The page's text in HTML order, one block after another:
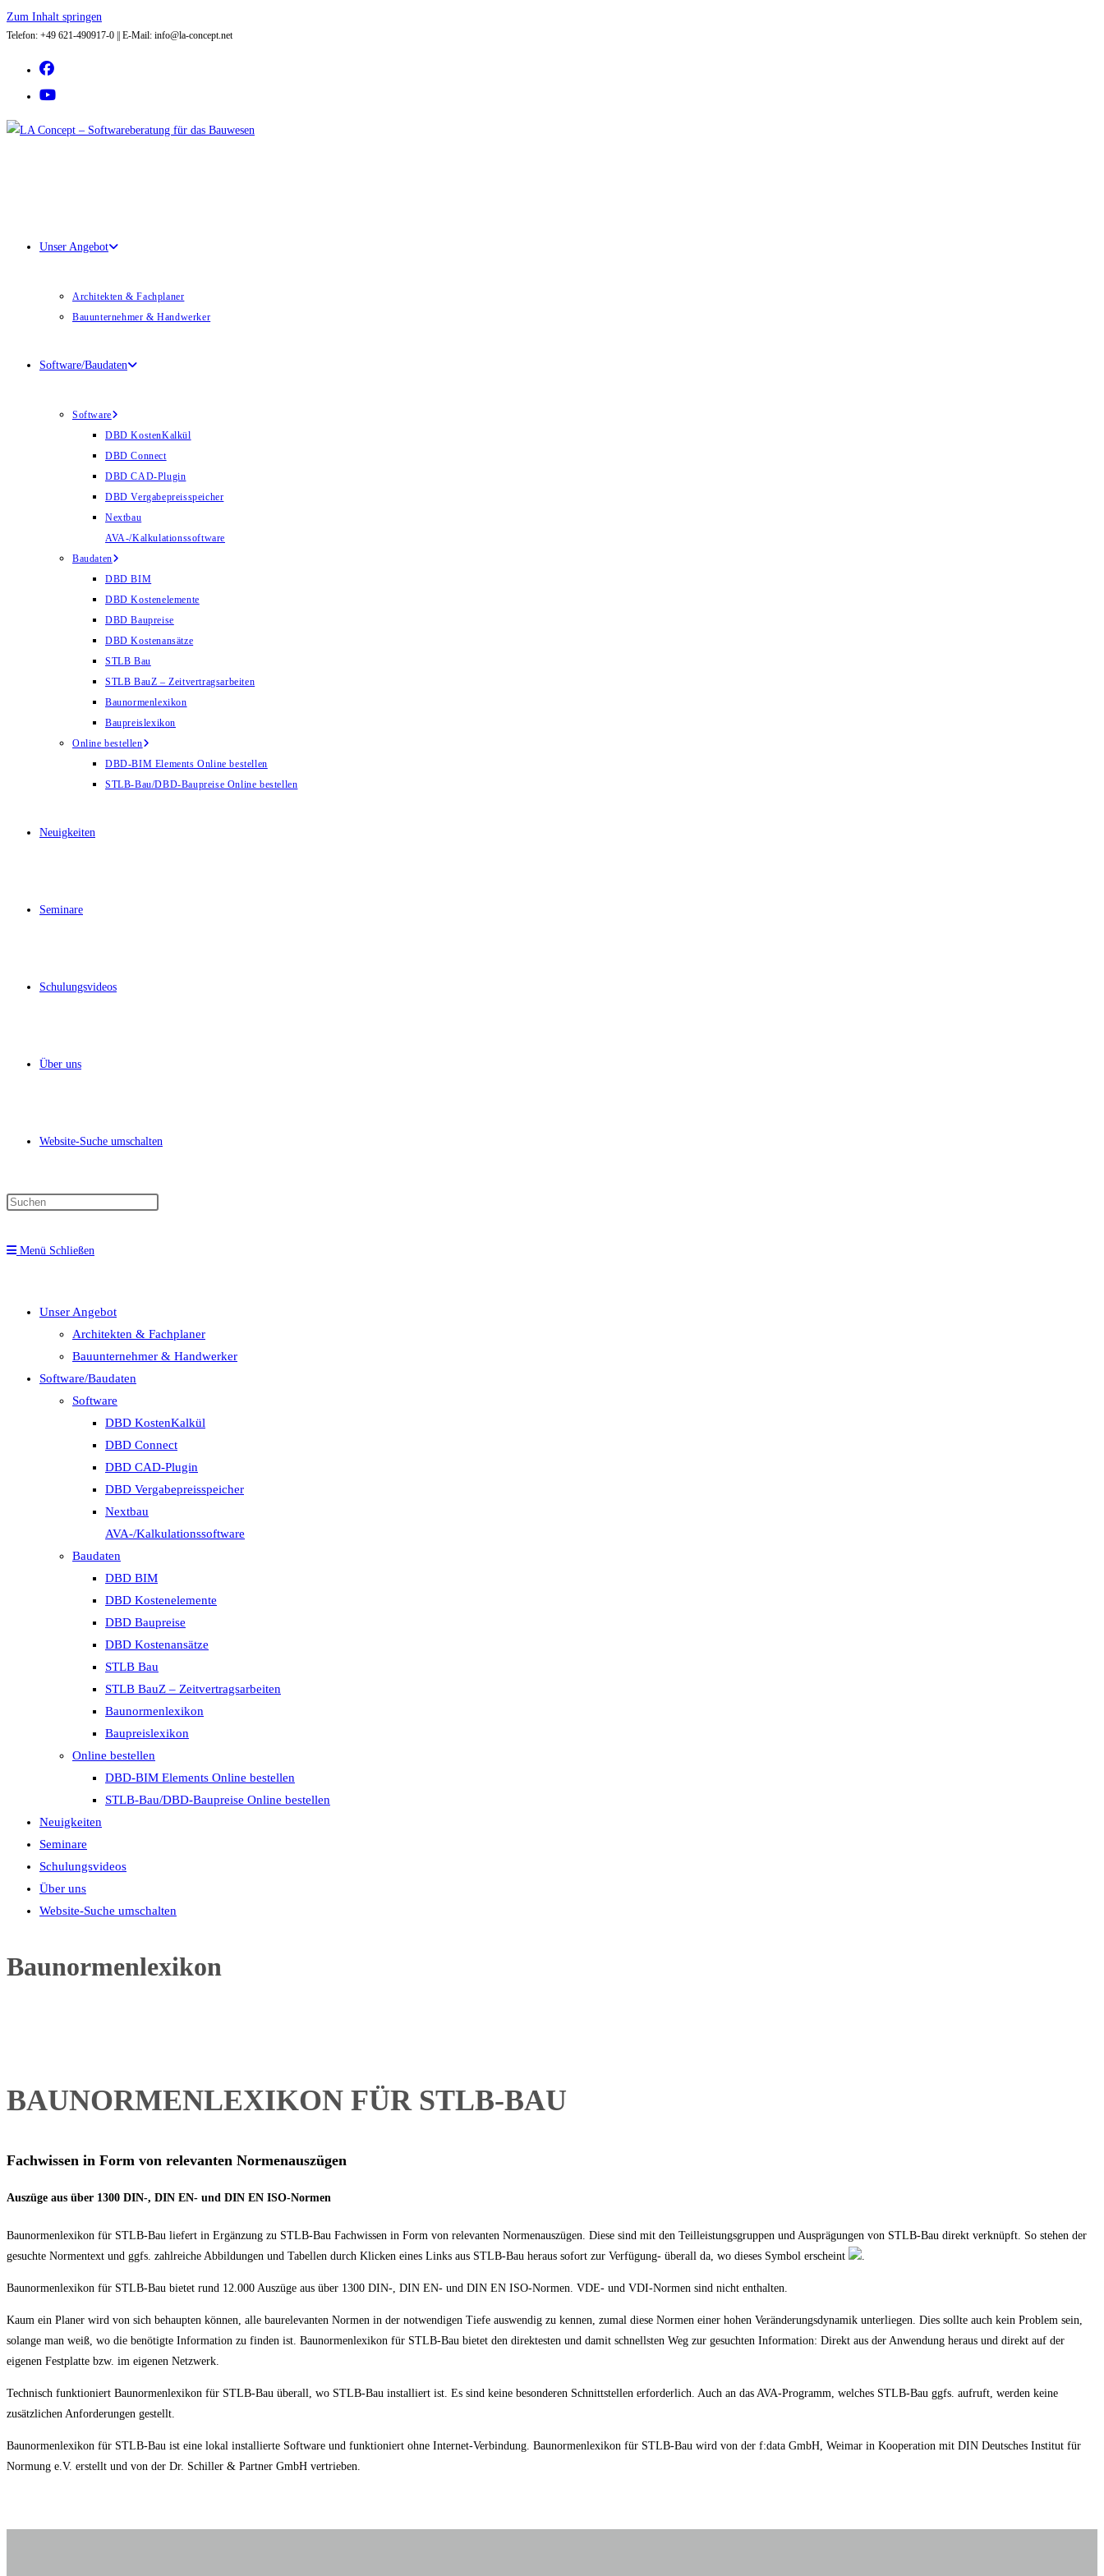
Zum Inhalt springen
Telefon: +49 621-490917-0 || E-Mail: info@la-concept.net
Unser Angebot
Architekten & Fachplaner
Bauunternehmer & Handwerker
Software/Baudaten
Software
DBD KostenKalkül
DBD Connect
DBD CAD-Plugin
DBD Vergabepreisspeicher
Nextbau
AVA-/Kalkulationssoftware
Baudaten
DBD BIM
DBD Kostenelemente
DBD Baupreise
DBD Kostenansätze
STLB Bau
STLB BauZ – Zeitvertragsarbeiten
Baunormenlexikon
Baupreislexikon
Online bestellen
DBD-BIM Elements Online bestellen
STLB-Bau/DBD-Baupreise Online bestellen
Neuigkeiten
Seminare
Schulungsvideos
Über uns
Website-Suche umschalten
Menü Schließen
Unser Angebot
Architekten & Fachplaner
Bauunternehmer & Handwerker
Software/Baudaten
Software
DBD KostenKalkül
DBD Connect
DBD CAD-Plugin
DBD Vergabepreisspeicher
Nextbau
AVA-/Kalkulationssoftware
Baudaten
DBD BIM
DBD Kostenelemente
DBD Baupreise
DBD Kostenansätze
STLB Bau
STLB BauZ – Zeitvertragsarbeiten
Baunormenlexikon
Baupreislexikon
Online bestellen
DBD-BIM Elements Online bestellen
STLB-Bau/DBD-Baupreise Online bestellen
Neuigkeiten
Seminare
Schulungsvideos
Über uns
Website-Suche umschalten
Baunormenlexikon
BAUNORMENLEXIKON FÜR STLB-BAU
Fachwissen in Form von relevanten Normenauszügen
Auszüge aus über 1300 DIN-, DIN EN- und DIN EN ISO-Normen
Baunormenlexikon für STLB-Bau liefert in Ergänzung zu STLB-Bau Fachwissen in Form von relevanten Normenauszügen. Diese sind mit den Teilleistungsgruppen und Ausprägungen von STLB-Bau direkt verknüpft. So stehen der
gesuchte Normentext und ggfs. zahlreiche Abbildungen und Tabellen durch Klicken eines Links aus STLB-Bau heraus sofort zur Verfügung- überall da, wo dieses Symbol erscheint
Baunormenlexikon für STLB-Bau bietet rund 12.000 Auszüge aus über 1300 DIN-, DIN EN- und DIN EN ISO-Normen. VDE- und VDI-Normen sind nicht enthalten.
Kaum ein Planer wird von sich behaupten können, alle baurelevanten Normen in der notwendigen Tiefe auswendig zu kennen, zumal diese Normen einer hohen Veränderungsdynamik unterliegen. Dies sollte auch kein Problem sein,
solange man weiß, wo die benötigte Information zu finden ist. Baunormenlexikon für STLB-Bau bietet den direktesten und damit schnellsten Weg zur gesuchten Information: Direkt aus der Anwendung heraus und direkt auf der
eigenen Festplatte bzw. im eigenen Netzwerk.
Technisch funktioniert Baunormenlexikon für STLB-Bau überall, wo STLB-Bau installiert ist. Es sind keine besonderen Schnittstellen erforderlich. Auch an das AVA-Programm, welches STLB-Bau ggfs. aufruft, werden keine
zusätzlichen Anforderungen gestellt.
Baunormenlexikon für STLB-Bau ist eine lokal installierte Software und funktioniert ohne Internet-Verbindung. Baunormenlexikon für STLB-Bau wird von der f:data GmbH, Weimar in Kooperation mit DIN Deutsches Institut für
Normung e.V. erstellt und von der Dr. Schiller & Partner GmbH vertrieben.